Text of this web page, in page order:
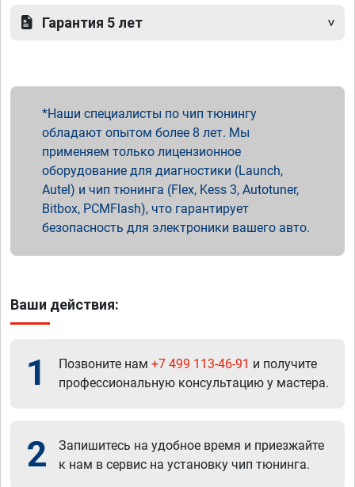
Гарантия 5 лет
Наши специалисты по чип тюнингу
обладают опытом более 8 лет. Мы
применяем только лицензионное
оборудование для диагностики (Launch,
Autel) и чип тюнинга (Flex, Kess 3, Autotuner,
Bitbox, PCMFlash), что гарантирует
безопасность для электроники вашего авто.
Ваши действия:
1 Позвоните нам +7 499 113-46-91 и получите
профессиональную консультацию у мастера.
2
Запишитесь на удобное время и приезжайте
к нам в сервис на установку чип тюнинга.